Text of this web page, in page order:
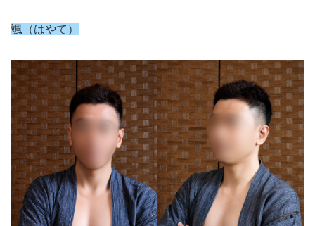
颯（はやて）